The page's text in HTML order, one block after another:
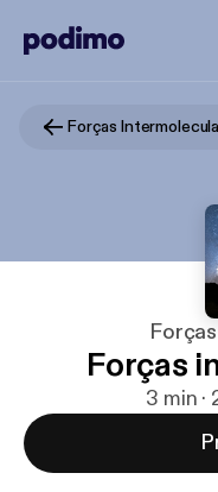
Forças
Forças
3 min